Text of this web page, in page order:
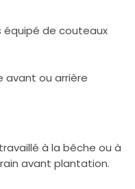
équipé de couteaux
avant ou arrière
à la bêche ou à
avant plantation.